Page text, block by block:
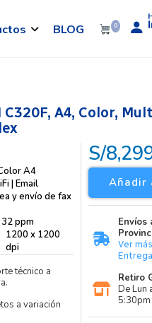
BLOG 0
A4, Color,
A4
| Email
y envío de fax
32 ppm
1200 x 1200
dpi
técnico a
a variación
S/
Añadir
Envíos
Ver
Retiro
De Lun
5:30pm